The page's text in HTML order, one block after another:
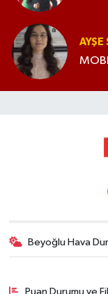
AYŞE
Beyoğlu Hava
Puan Durumu ve